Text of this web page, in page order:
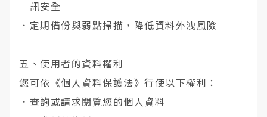
訊安全
． 定期備份與弱點掃描，降低資料外洩風險
五、使用者的資料權利
您可依《個人資料保護法》行使以下權利：
． 查詢或請求閱覽您的個人資料